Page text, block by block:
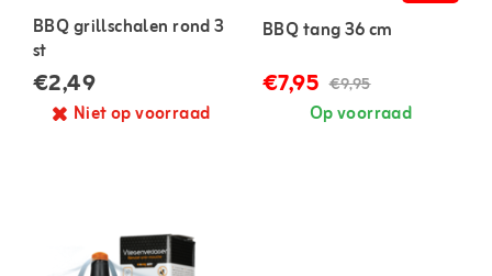
BBQ grillschalen rond 3
st
€2,49
Niet op voorraad
BBQ tang 36 cm
€7,95 €9,95
Op voorraad